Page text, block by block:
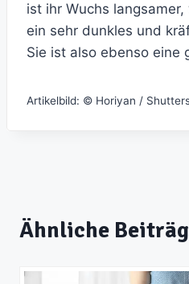
ist ihr Wuchs
ein sehr dunkles und
Sie ist also ebenso eine
Artikelbild: © Horiyan /
Ähnliche